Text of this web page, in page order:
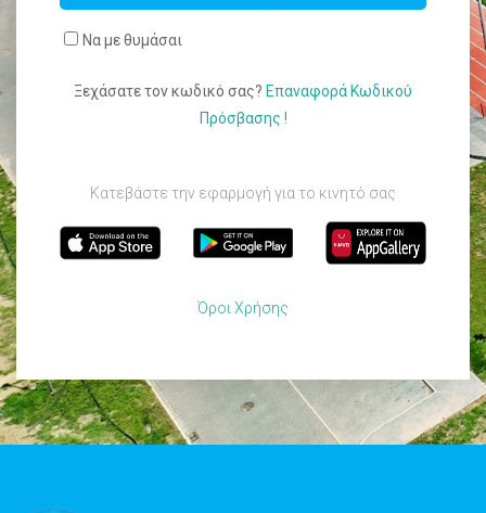
Να με θυμάσαι
Ξεχάσατε τον κωδικό σας? Επαναφορά Κωδικού
Πρόσβασης !
Κατεβάστε την εφαρμογή για το κινητό σας
Όροι Χρήσης